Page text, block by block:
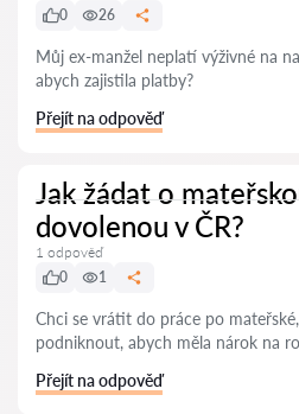
0
26
Můj ex-manžel neplatí výživné na
abych zajistila platby?
Přejít na odpověď
Jak žádat o
dovolenou v ČR?
1 odpověď
0
1
Chci se vrátit do práce po
podniknout, abych měla nárok na
Přejít na odpověď